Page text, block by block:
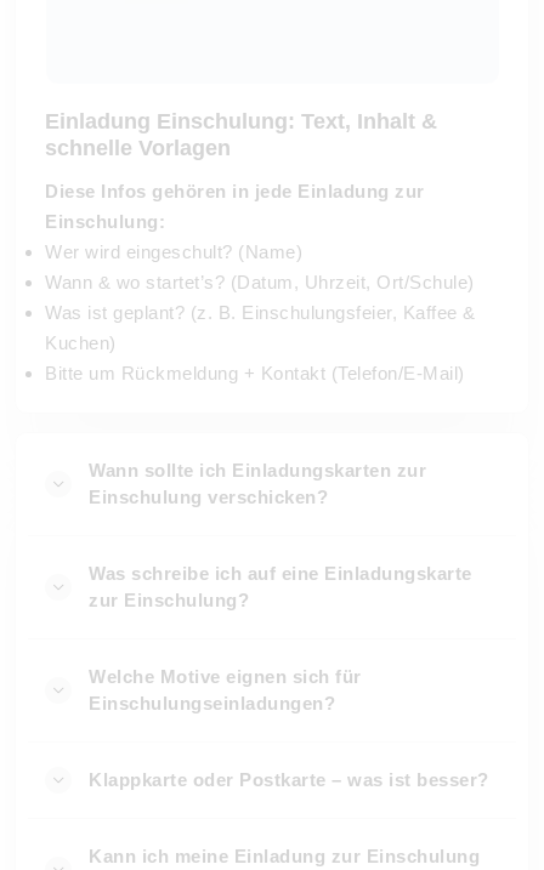
Einladung Einschulung: Text, Inhalt &
schnelle Vorlagen
Diese Infos gehören in jede Einladung zur
Einschulung:
Wer wird eingeschult? (Name)
Wann & wo startet’s? (Datum, Uhrzeit, Ort/Schule)
Was ist geplant? (z. B. Einschulungsfeier, Kaffee &
Kuchen)
Bitte um Rückmeldung + Kontakt (Telefon/E-Mail)
Wann sollte ich Einladungskarten zur
Einschulung verschicken?
Was schreibe ich auf eine Einladungskarte
zur Einschulung?
Welche Motive eignen sich für
Einschulungseinladungen?
Klappkarte oder Postkarte – was ist besser?
Kann ich meine Einladung zur Einschulung